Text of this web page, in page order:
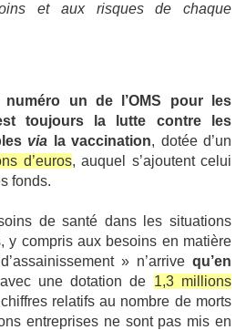
et aux risques de chaque
numéro un de l’OMS pour les
toujours la lutte contre les
via la vaccination, dotée d’un
d’euros, auquel s’ajoutent celui
fonds.
de santé dans les situations
y compris aux besoins en matière
» n’arrive qu’en
une dotation de 1,3 millions
relatifs au nombre de morts
entreprises ne sont pas mis en